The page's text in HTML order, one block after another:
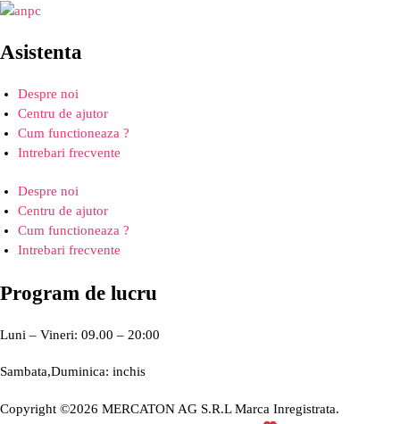
Asistenta
Despre noi
Centru de ajutor
Cum functioneaza ?
Intrebari frecvente
Despre noi
Centru de ajutor
Cum functioneaza ?
Intrebari frecvente
Program de lucru
Luni – Vineri: 09.00 – 20:00
Sambata,Duminica: inchis
Copyright ©2026 MERCATON AG S.R.L Marca Inregistrata.